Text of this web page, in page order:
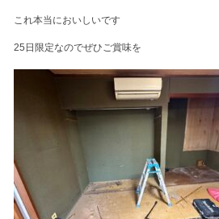
これ本当においしいです
25日限定なのでぜひご賞味を